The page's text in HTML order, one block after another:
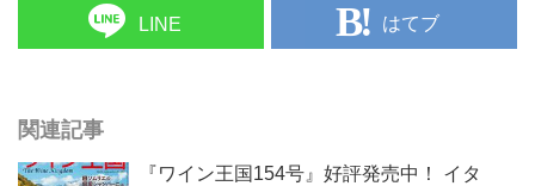
LINE はてブ
関連記事
『ワイン王国154号』好評発売中！ イタ